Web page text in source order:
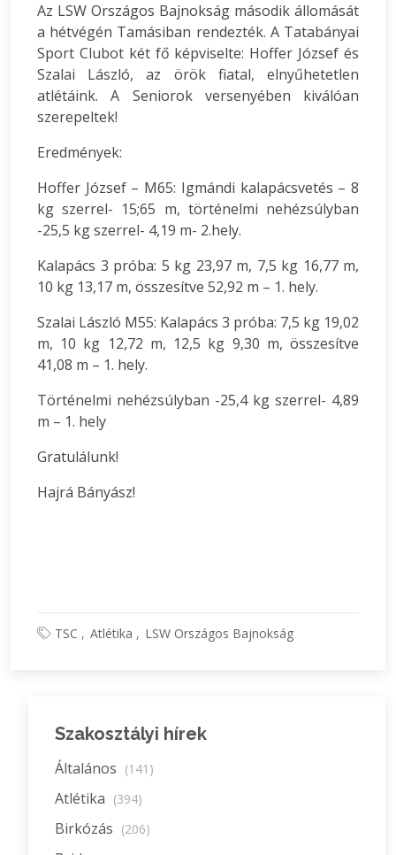
Az LSW Országos Bajnokság második állomását
a hétvégén Tamásiban rendezték. A Tatabányai
Sport Clubot két fő képviselte: Hoffer József és
Szalai László, az örök fiatal, elnyűhetetlen
atlétáink. A Seniorok versenyében kiválóan
szerepeltek!
Eredmények:
Hoffer József – M65: Igmándi kalapácsvetés – 8
kg szerrel- 15;65 m, történelmi nehézsúlyban
-25,5 kg szerrel- 4,19 m- 2.hely.
Kalapács 3 próba: 5 kg 23,97 m, 7,5 kg 16,77 m,
10 kg 13,17 m, összesítve 52,92 m – 1. hely.
Szalai László M55: Kalapács 3 próba: 7,5 kg 19,02
m, 10 kg 12,72 m, 12,5 kg 9,30 m, összesítve
41,08 m – 1. hely.
Történelmi nehézsúlyban -25,4 kg szerrel- 4,89
m – 1. hely
Gratulálunk!
Hajrá Bányász!
TSC Atlétika LSW Országos Bajnokság
Szakosztályi hírek
Általános (141)
Atlétika (394)
Birkózás (206)